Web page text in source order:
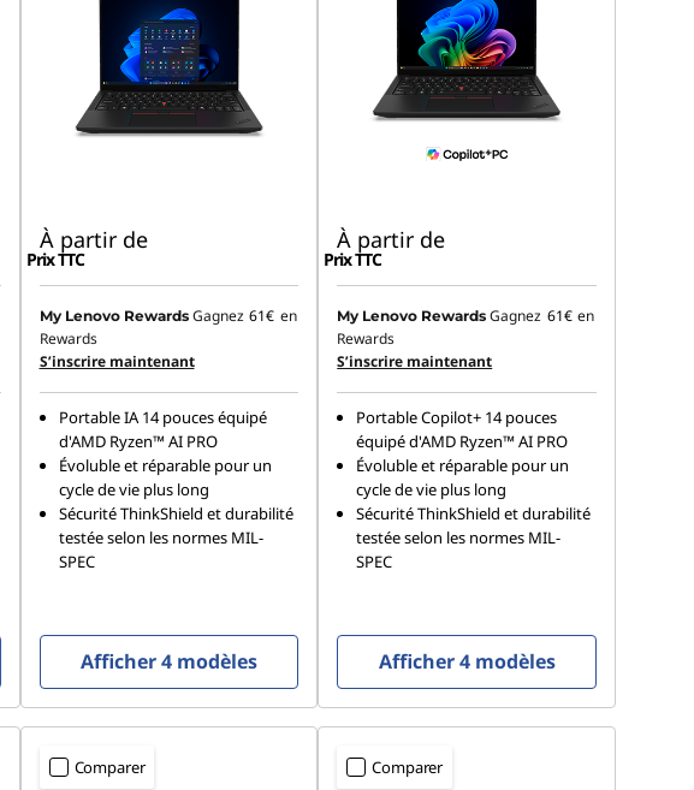
À partir de
Prix TTC
My Lenovo Rewards Gagnez 61€ en
Rewards
S’inscrire maintenant
Portable IA 14 pouces équipé
d'AMD Ryzen™ AI PRO
Évoluble et réparable pour un
cycle de vie plus long
Sécurité ThinkShield et durabilité
testée selon les normes MIL-
SPEC
Afficher 4 modèles
À partir de
Prix TTC
My Lenovo Rewards Gagnez 61€ en
Rewards
S’inscrire maintenant
Portable Copilot+ 14 pouces
équipé d'AMD Ryzen™ AI PRO
Évoluble et réparable pour un
cycle de vie plus long
Sécurité ThinkShield et durabilité
testée selon les normes MIL-
SPEC
Afficher 4 modèles
Comparer Comparer